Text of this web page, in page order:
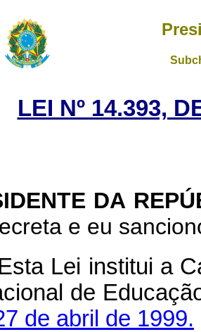
LEI Nº 14.393,
DA
e eu
Lei institui a
de
de abril de 1999.